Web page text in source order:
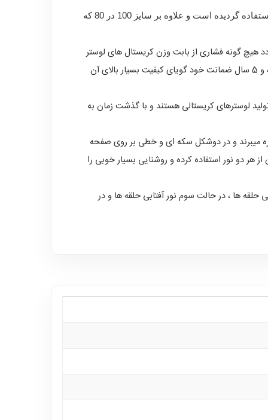
33621 از مدل های بی نظیر و متفاوت تولیدی در لوستر سنتر است که از جدیدترین طراحی روز دنیا در تولید آن استفاده گردیده است و علاوه بر سایز 100 در 80 که
گونه فشاری از بابت وزن کریستال های لوستر
به آن وارد نشود و همچین به دلیل ضد زنگ بودن ، در هر شرایط آب و هوایی در مقابل رطوبت و دیگر عوامل محیطی کاملا ایمن بوده و 5 سال ضمانت خود گویای کیفیت بسیار بالای آن
لوسترهای کریستالی هستند و با گذشت زمان به
میبرند و در دوشکل سکه ای و خطی بر روی صفحه
دو نور استفاده کرده و روشنایی بسیار خوبی را
حلقه ها ، در حالت سوم نور آفتابی حلقه ها و در